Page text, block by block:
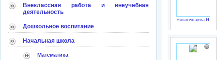
Внеклассная работа и внеучебная
деятельность
Дошкольное воспитание
Начальная школа
Математика
Новосельцева Н.Л.